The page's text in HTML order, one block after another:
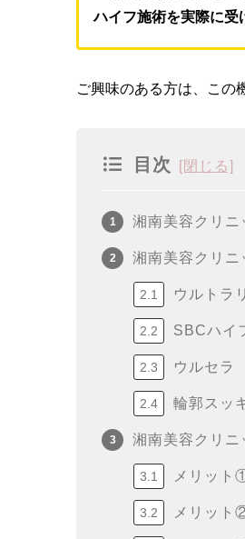
ハイフ施術を実際に受
ご興味のある方は、この
目次
湘南美容クリニ
湘南美容クリニ
ウルトラ
SBCハイ
ウルセラ
輪郭スッ
湘南美容クリニ
メリット
メリット